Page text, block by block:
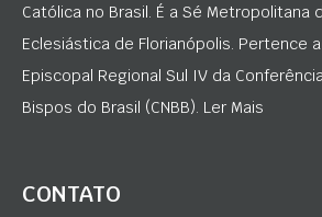
Católica no Brasil. É a Sé Metropolitana
Eclesiástica de Florianópolis. Pertence
Episcopal Regional Sul IV da
Bispos do Brasil (CNBB). Ler Mais
CONTATO